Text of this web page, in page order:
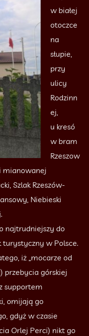
w białej
otoczce
na
słupie,
przy
ulicy
Rodzinn
ej,
u kresó
w bram
Rzeszow
mianowanej
Szlak Rzeszów-
Niebieski
najtrudniejszy do
turystyczny w Polsce.
iż „mocarze od
przebycia górskiej
supportem
omijają go
gdyż w czasie
Orlej Perci) nikt go